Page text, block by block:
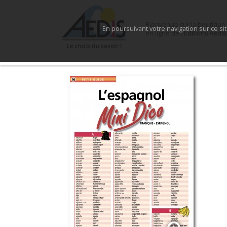
Bienvenue sur la boutique
en ligne desÉditions Aedis.
En poursuivant votre navigation sur ce